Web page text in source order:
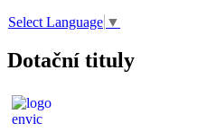
Select Language ▼
Dotační tituly